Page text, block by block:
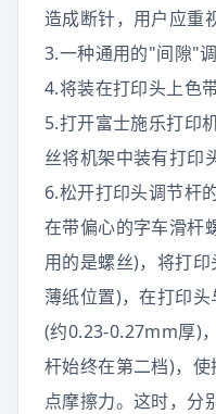
造成断针，用户应重
3.一种通用的"间隙"
4.将装在打印头上色
5.打开富士施乐打印
丝将机架中装有打印
6.松开打印头调节杆
在带偏心的字车滑杆
用的是螺丝)，将打
薄纸位置)，在打印
(约0.23-0.27mm厚)
杆始终在第二档)，
点摩擦力。这时，分